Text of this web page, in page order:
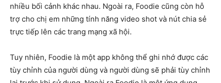
nhiều bối cảnh khác nhau. Ngoài ra, Foodie cũng còn hỗ
trợ cho chị em những tính năng video shot và nút chia sẻ
trực tiếp lên các trang mạng xã hội.
Tuy nhiên, Foodie là một app không thể ghi nhớ được các
tùy chỉnh của người dùng và người dùng sẽ phải tùy chỉnh